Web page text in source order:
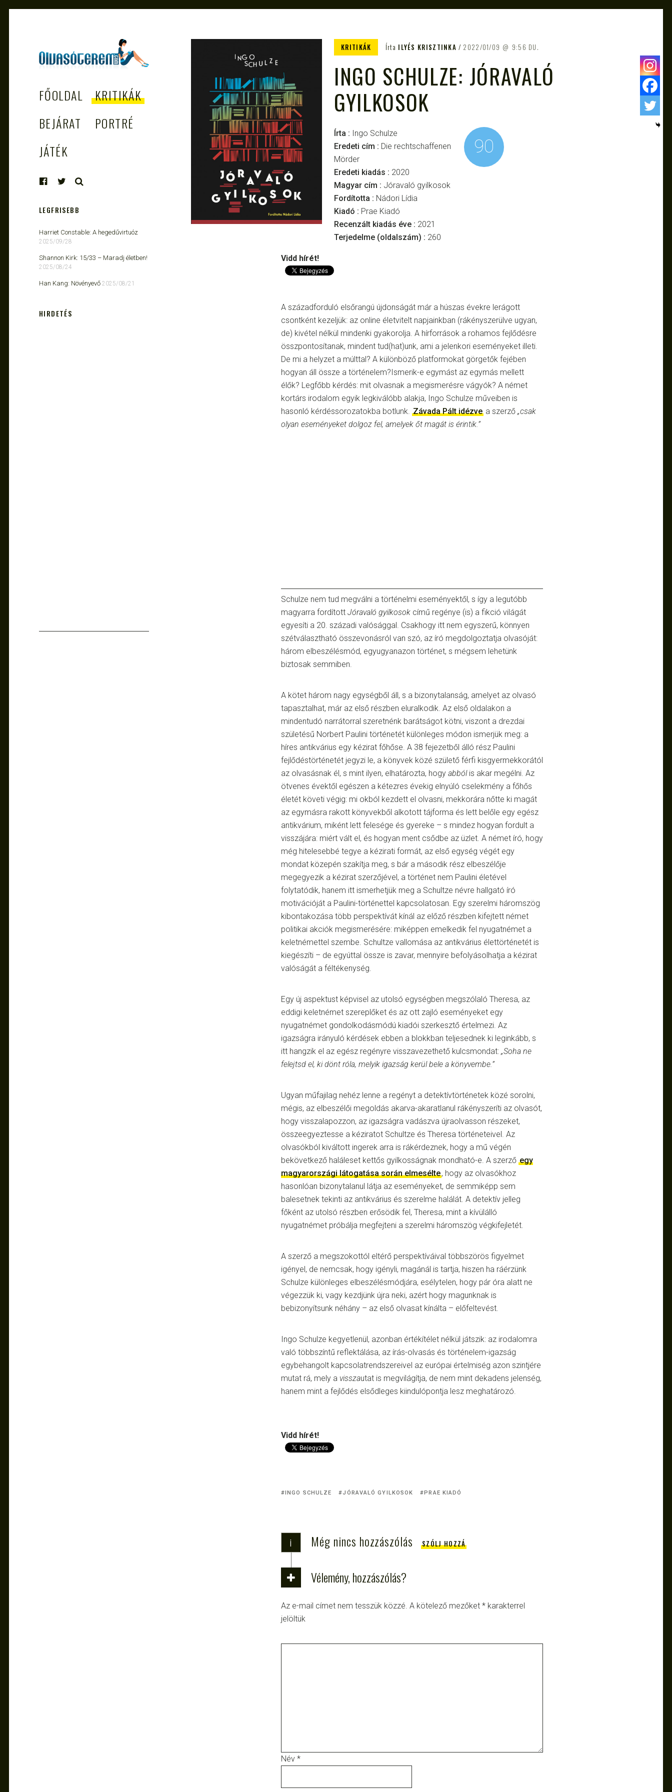
– AZ EGÉSZSÉGES
OLVASÁS
TÁMOGATÓJA
FŐOLDAL
KRITIKÁK
BEJÁRAT
PORTRÉ
JÁTÉK
KRITIKÁK Írta ILYÉS KRISZTINKA 2022/01/09 9:56 DU.
INGO SCHULZE: JÓRAVALÓ
GYILKOSOK
Írta : Ingo Schulze
Eredeti cím : Die rechtschaffenen
Mörder
Eredeti kiadás : 2020
Magyar cím : Jóravaló gyilkosok
Fordította : Nádori Lídia
Kiadó : Prae Kiadó
Recenzált kiadás éve : 2021
Terjedelme (oldalszám) : 260
90
Vidd hírét!
A századforduló elsőrangú újdonságát már a húszas évekre lerágott
csontként kezeljük: az online életvitelt napjainkban (rákényszerülve ugyan,
de) kivétel nélkül mindenki gyakorolja. A hírforrások a rohamos fejlődésre
összpontosítanak, mindent tud(hat)unk, ami a jelenkori eseményeket illeti.
De mi a helyzet a múlttal? A különböző platformokat görgetők fejében
hogyan áll össze a történelem?Ismerik-e egymást az egymás mellett
élők? Legfőbb kérdés: mit olvasnak a megismerésre vágyók? A német
kortárs irodalom egyik legkiválóbb alakja, Ingo Schulze műveiben is
hasonló kérdéssorozatokba botlunk. Závada Pált idézve a szerző „csak
olyan eseményeket dolgoz fel, amelyek őt magát is érintik.”
Schulze nem tud megválni a történelmi eseményektől, s így a legutóbb
magyarra fordított Jóravaló gyilkosok című regénye (is) a fikció világát
egyesíti a 20. századi valósággal. Csakhogy itt nem egyszerű, könnyen
szétválasztható összevonásról van szó, az író megdolgoztatja olvasóját:
három elbeszélésmód, egyugyanazon történet, s mégsem lehetünk
biztosak semmiben.
A kötet három nagy egységből áll, s a bizonytalanság, amelyet az olvasó
tapasztalhat, már az első részben eluralkodik. Az első oldalakon a
mindentudó narrátorral szeretnénk barátságot kötni, viszont a drezdai
születésű Norbert Paulini történetét különleges módon ismerjük meg: a
híres antikvárius egy kézirat főhőse. A 38 fejezetből álló rész Paulini
fejlődéstörténetét jegyzi le, a könyvek közé születő férfi kisgyermekkorától
az olvasásnak él, s mint ilyen, elhatározta, hogy abbólis akar megélni. Az
ötvenes évektől egészen a kétezres évekig elnyúló cselekmény a főhős
életét követi végig: mi okból kezdett el olvasni, mekkorára nőtte ki magát
az egymásra rakott könyvekből alkotott tájforma és lett belőle egy egész
antikvárium, miként lett felesége és gyereke – s mindez hogyan fordult a
visszájára: miért vált el, és hogyan ment csődbe az üzlet. A német író, hogy
még hitelesebbé tegye a kézirati formát, az első egység végét egy
mondat közepén szakítja meg, s bár a második rész elbeszélője
megegyezik a kézirat szerzőjével, a történet nem Paulini életével
folytatódik, hanem itt ismerhetjük meg a Schultze névre hallgató író
motivációját a Paulini-történettel kapcsolatosan. Egy szerelmi háromszög
kibontakozása több perspektívát kínál az előző részben kifejtett német
politikai akciók megismerésére: miképpen emelkedik fel nyugatnémet a
keletnémettel szembe. Schultze vallomása az antikvárius élettörténetét is
kiegészíti – de egyúttal össze is zavar, mennyire befolyásolhatja a kézirat
valóságát a féltékenység.
Egy új aspektust képvisel az utolsó egységben megszólaló Theresa, az
eddigi keletnémet szereplőket és az ott zajló eseményeket egy
nyugatnémet gondolkodásmódú kiadói szerkesztő értelmezi. Az
igazságra irányuló kérdések ebben a blokkban teljesednek ki leginkább, s
itt hangzik el az egész regényre visszavezethető kulcsmondat: „Soha ne
felejtsd el, ki dönt róla, melyik igazság kerül bele a könyvembe.”
Ugyan műfajilag nehéz lenne a regényt a detektívtörténetek közé sorolni,
mégis, az elbeszélői megoldás akarva-akaratlanul rákényszeríti az olvasót,
hogy visszalapozzon, az igazságra vadászva újraolvasson részeket,
összeegyeztesse a kéziratot Schultze és Theresa történeteivel. Az
olvasókból kiváltott ingerek arra is rákérdeznek, hogy a mű végén
bekövetkező haláleset kettős gyilkosságnak mondható-e. A szerző egy
magyarországi látogatása során elmesélte, hogy az olvasókhoz
hasonlóan bizonytalanul látja az eseményeket, de semmiképp sem
balesetnek tekinti az antikvárius és szerelme halálát. A detektív jelleg
főként az utolsó részben erősödik fel, Theresa, mint a kívülálló
nyugatnémet próbálja megfejteni a szerelmi háromszög végkifejletét.
A szerző a megszokottól eltérő perspektíváival többszörös figyelmet
igényel, de nemcsak, hogy igényli, magánál is tartja, hiszen ha ráérzünk
Schulze különleges elbeszélésmódjára, esélytelen, hogy pár óra alatt ne
végezzük ki, vagy kezdjünk újra neki, azért hogy magunknak is
bebizonyítsunk néhány – az első olvasat kínálta – előfeltevést.
Ingo Schulze kegyetlenül, azonban értékítélet nélkül játszik: az irodalomra
való többszíntű reflektálása, az írás-olvasás és történelem-igazság
egybehangolt kapcsolatrendszereivel az európai értelmiség azon szintjére
mutat rá, mely a visszautat is megvilágítja, de nem mint dekadens jelenség,
hanem mint a fejlődés elsődleges kiindulópontja lesz meghatározó.
Vidd hírét!
INGO SCHULZE JÓRAVALÓ GYILKOSOK PRAE KIADÓ
i Még nincs hozzászólás SZÓLJ HOZZÁ
Vélemény, hozzászólás?
Az e-mail címet nem tesszük közzé. A kötelező mezőket * karakterrel
jelöltük
Név *
LEGFRISEBB
Harriet Constable: A hegedűvirtuóz
2025/09/28
Shannon Kirk: 15/33 ​– Maradj életben!
2025/08/24
Han Kang: Növényevő 2025/08/21
HIRDETÉS